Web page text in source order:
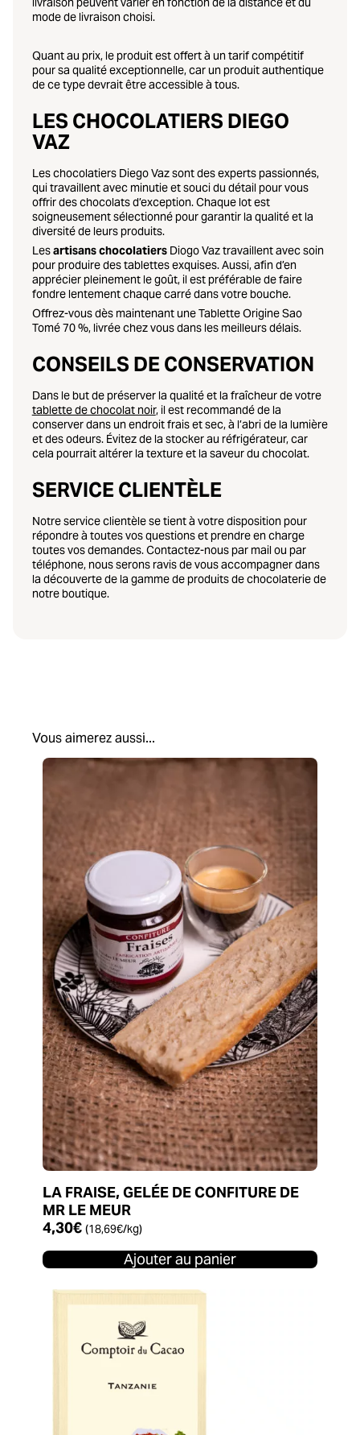
mode de livraison choisi.
Quant au prix, le produit est offert à un tarif compétitif
pour sa qualité exceptionnelle, car un produit authentique
de ce type devrait être accessible à tous.
LES CHOCOLATIERS DIEGO
VAZ
Les chocolatiers Diego Vaz sont des experts passionnés,
qui travaillent avec minutie et souci du détail pour vous
offrir des chocolats d’exception. Chaque lot est
soigneusement sélectionné pour garantir la qualité et la
diversité de leurs produits.
Lesartisans chocolatiersDiogo Vaz travaillent avec soin
pour produire des tablettes exquises. Aussi, afin d’en
apprécier pleinement le goût, il est préférable de faire
fondre lentement chaque carré dans votre bouche.
Offrez-vous dès maintenant une Tablette Origine Sao
Tomé 70 %, livrée chez vous dans les meilleurs délais.
CONSEILS DE CONSERVATION
Dans le but de préserver la qualité et la fraîcheur de votre
tablette de chocolat noir, il est recommandé de la
conserver dans un endroit frais et sec, à l’abri de la lumière
et des odeurs. Évitez de la stocker au réfrigérateur, car
cela pourrait altérer la texture et la saveur du chocolat.
SERVICE CLIENTÈLE
Notre service clientèle se tient à votre disposition pour
répondre à toutes vos questions et prendre en charge
toutes vos demandes. Contactez-nous par mail ou par
téléphone, nous serons ravis de vous accompagner dans
la découverte de la gamme de produits de chocolaterie de
notre boutique.
Vous aimerez aussi...
LA FRAISE, GELÉE DE CONFITURE DE
MR LE MEUR
4,30€ (18,69€/kg)
Ajouter au panier